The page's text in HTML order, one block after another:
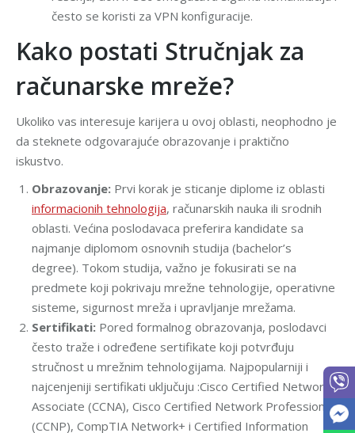
često se koristi za VPN konfiguracije.
Kako postati Stručnjak za
računarske mreže?
Ukoliko vas interesuje karijera u ovoj oblasti, neophodno je
da steknete odgovarajuće obrazovanje i praktično
iskustvo.
Obrazovanje: Prvi korak je sticanje diplome iz oblasti
informacionih tehnologija, računarskih nauka ili srodnih
oblasti. Većina poslodavaca preferira kandidate sa
najmanje diplomom osnovnih studija (bachelor’s
degree). Tokom studija, važno je fokusirati se na
predmete koji pokrivaju mrežne tehnologije, operativne
sisteme, sigurnost mreža i upravljanje mrežama.
Sertifikati: Pored formalnog obrazovanja, poslodavci
često traže i određene sertifikate koji potvrđuju
stručnost u mrežnim tehnologijama. Najpopularniji i
najcenjeniji sertifikati uključuju :Cisco Certified Network
Associate (CCNA), Cisco Certified Network Professional
(CCNP), CompTIA Network+ i Certified Information